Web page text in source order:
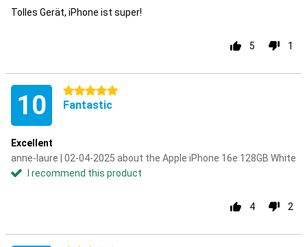
Tolles Gerät, iPhone ist super!
5 1
10 5 stars
Fantastic
Excellent
anne-laure | 02-04-2025 about the Apple iPhone 16e 128GB White
I recommend this product
4 2